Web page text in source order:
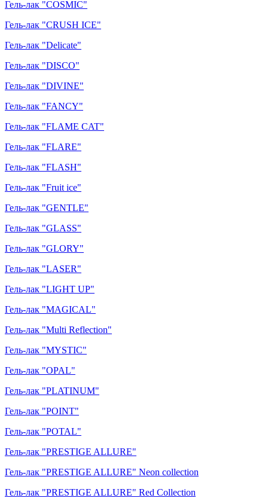
Гель-лак "COSMIC"
Гель-лак "CRUSH ICE"
Гель-лак "Delicate"
Гель-лак "DISCO"
Гель-лак "DIVINE"
Гель-лак "FANCY"
Гель-лак "FLAME CAT"
Гель-лак "FLARE"
Гель-лак "FLASH"
Гель-лак "Fruit ice"
Гель-лак "GENTLE"
Гель-лак "GLASS"
Гель-лак "GLORY"
Гель-лак "LASER"
Гель-лак "LIGHT UP"
Гель-лак "MAGICAL"
Гель-лак "Multi Reflection"
Гель-лак "MYSTIC"
Гель-лак "OPAL"
Гель-лак "PLATINUM"
Гель-лак "POINT"
Гель-лак "POTAL"
Гель-лак "PRESTIGE ALLURE"
Гель-лак "PRESTIGE ALLURE" Neon collection
Гель-лак "PRESTIGE ALLURE" Red Collection